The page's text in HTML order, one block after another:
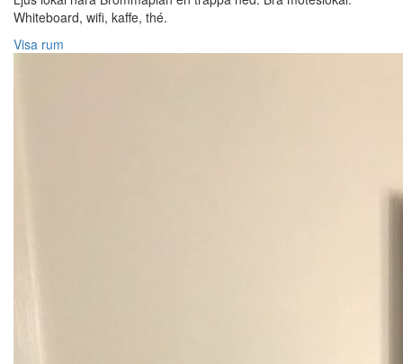
Whiteboard, wifi, kaffe, thé.
Visa rum